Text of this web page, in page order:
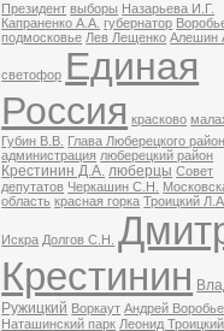
Президент выборы Назарьева И.Г.
Капраненко А.А. губернатор
подмосковье Лев Лещенко Алешин
светофор Единая
Россия красково
Губин В.В. Глава Люберецкого
администрация люберецкий район
Крестинин Д.А. люберцы Совет
депутатов Черкашин С.Н.
область красная горка Троицкий Л.А.
Искра Долгов С.Н.
Крестинин
Ружицкий Воркаут Андрей
Наташинский парк Леонид Троицкий